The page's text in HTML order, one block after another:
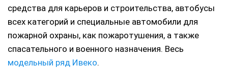
средства для карьеров и строительства, автобусы
всех категорий и специальные автомобили для
пожарной охраны, как пожаротушения, а также
спасательного и военного назначения. Весь
модельный ряд Ивеко.